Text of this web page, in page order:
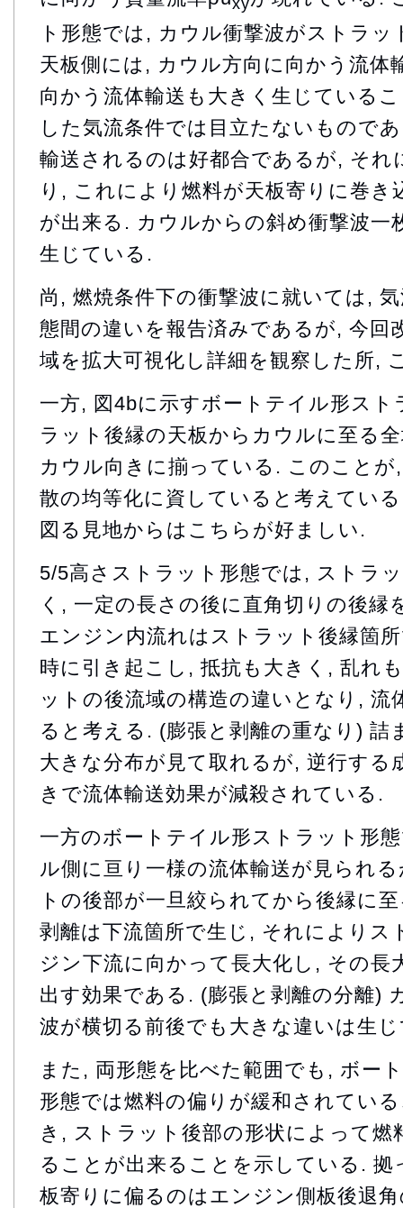
ト形態では, カウル衝撃波がストラ
天板側には, カウル方向に向かう流体
向かう流体輸送も大きく生じている
した気流条件では目立たないもので
輸送されるのは好都合であるが, それ
り, これにより燃料が天板寄りに巻
が出来る. カウルからの斜め衝撃波一
生じている.
尚, 燃焼条件下の衝撃波に就いては,
態間の違いを報告済みであるが, 今回
域を拡大可視化し詳細を観察した所,
一方, 図4bに示すボートテイル形ス
ラット後縁の天板からカウルに至る
カウル向きに揃っている. このこと
散の均等化に資していると考えてい
図る見地からはこちらが好ましい.
5/5高さストラット形態では, ストラ
く, 一定の長さの後に直角切りの後縁
エンジン内流れはストラット後縁箇
時に引き起こし, 抵抗も大きく, 乱れ
ットの後流域の構造の違いとなり, 流
ると考える. (膨張と剥離の重なり) 詰
大きな分布が見て取れるが, 逆行する
きで流体輸送効果が減殺されている.
一方のボートテイル形ストラット形
ル側に亘り一様の流体輸送が見られ
トの後部が一旦絞られてから後縁に
剥離は下流箇所で生じ, それによりス
ジン下流に向かって長大化し, その長
出す効果である. (膨張と剥離の分離)
波が横切る前後でも大きな違いは生
また, 両形態を比べた範囲でも, ボー
形態では燃料の偏りが緩和されてい
き, ストラット後部の形状によって燃
ることが出来ることを示している. 拠
板寄りに偏るのはエンジン側板後退